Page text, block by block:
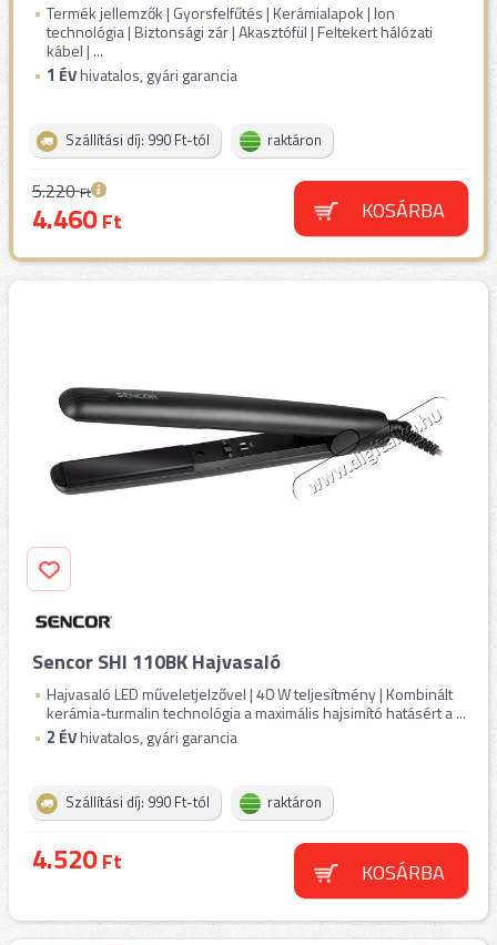
Termék jellemzők | Gyorsfelfűtés | Kerámialapok | Ion
technológia | Biztonsági zár | Akasztófül | Feltekert hálózati
kábel | ...
1 ÉVhivatalos, gyári garancia
Szállítási díj: 990 Ft-tól raktáron
5.220Ft
4.460Ft KOSÁRBA
Sencor SHI 110BK Hajvasaló
Hajvasaló LED műveletjelzővel | 40 W teljesítmény | Kombinált
kerámia-turmalin technológia a maximális hajsimító hatásért a ...
2 ÉVhivatalos, gyári garancia
Szállítási díj: 990 Ft-tól raktáron
4.520Ft KOSÁRBA